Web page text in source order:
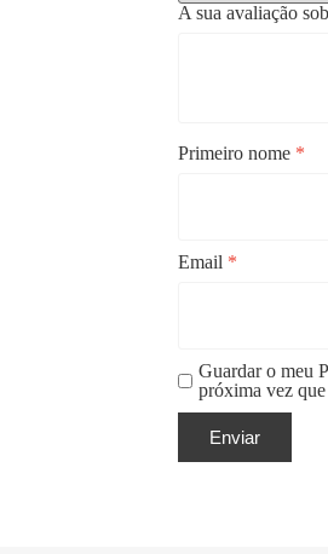
A sua avaliação
Primeiro nome *
Email *
Guardar o meu
próxima vez